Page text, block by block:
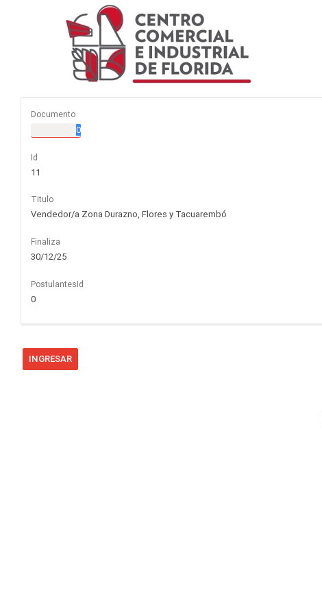
Documento
Id
11
Titulo
Vendedor/a Zona Durazno, Flores y Tacuarembó
Finaliza
30/12/25
PostulantesId
0